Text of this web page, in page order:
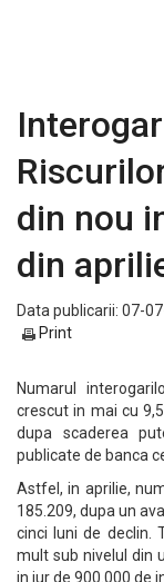
din nou
din
Data publicarii: 07-
Print
Numarul
crescut in mai cu
dupa scaderea
publicate de banca
Astfel, in aprilie,
185.209, dupa un
cinci luni de declin.
mult sub nivelul din
in jur de 900.000 de